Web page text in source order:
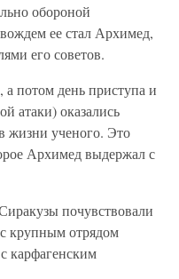
обороной
ее стал Архимед,
его советов.
потом день приступа и
атаки) оказались
жизни ученого. Это
Архимед выдержал с
почувствовали
крупным отрядом
карфагенским